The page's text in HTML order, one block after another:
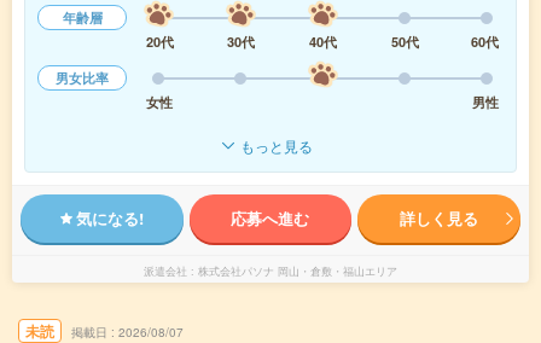
年齢層
20代
30代 40代 50代
60代
男女比率
女性
男性
もっと見る
気になる! 応募へ進む 詳しく見る
派遣会社 株式会社パソナ 岡山・倉敷・福山エリア
未読 掲載日 2026/08/07